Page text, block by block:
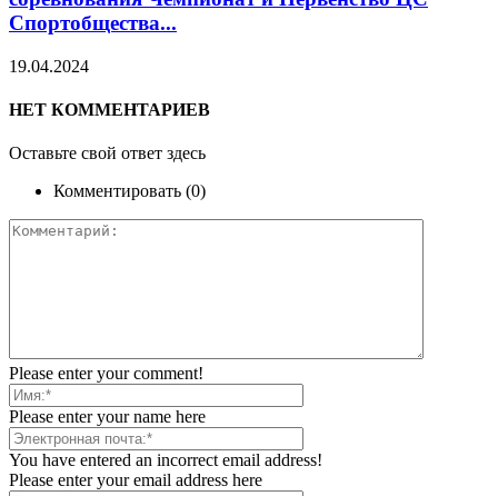
Спортобщества...
19.04.2024
НЕТ КОММЕНТАРИЕВ
Оставьте свой ответ здесь
Комментировать (0)
Please enter your comment!
Please enter your name here
You have entered an incorrect email address!
Please enter your email address here